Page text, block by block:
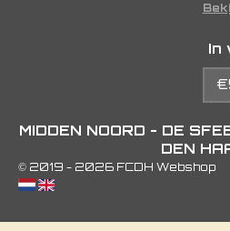
In
MIDDEN NOORD - DE
DEN
© 2019 - 2026 FCDH Webshop